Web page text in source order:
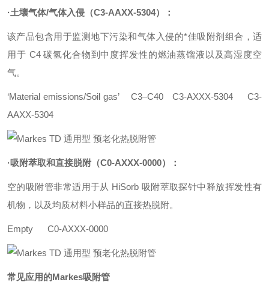
·土壤气体/气体入侵（C3-AAXX-5304）：
该产品包含用于监测地下污染和气体入侵的*佳吸附剂组合，适
用于 C4 碳氢化合物到中度挥发性的燃油蒸馏液以及高湿度空
气。
‘Material emissions/Soil gas’ C3–C40 C3-AXXX-5304 C3-
AAXX-5304
·吸附萃取和直接脱附（C0-AXXX-0000）：
空的吸附管非常适用于从 HiSorb 吸附萃取探针中释放挥发性有
机物，以及均质材料小样品的直接热脱附。
Empty C0-AXXX-0000
常见应用的Markes吸附管